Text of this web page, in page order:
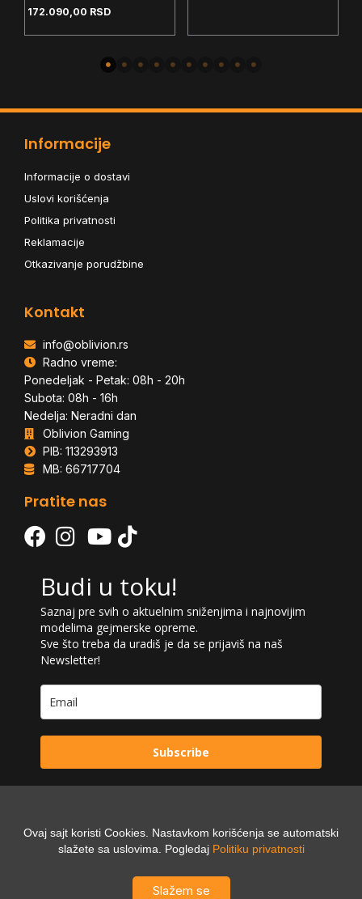
R5-240 - 16GB - NVMe
172.090,00 RSD
Informacije
Informacije o dostavi
Uslovi korišćenja
Politika privatnosti
Reklamacije
Otkazivanje porudžbine
Kontakt
info@oblivion.rs
Radno vreme:
Ponedeljak - Petak: 08h - 20h
Subota: 08h - 16h
Nedelja: Neradni dan
Oblivion Gaming
PIB: 113293913
MB: 66717704
Pratite nas
Budi u toku!
Saznaj pre svih o aktuelnim sniženjima i najnovijim
modelima gejmerske opreme.
Sve što treba da uradiš je da se prijaviš na naš
Newsletter!
Subscribe
Powered by:
Digilex
Ovaj sajt koristi Cookies. Nastavkom korišćenja se automatski
slažete sa uslovima. Pogledaj Politiku privatnosti
Slažem se